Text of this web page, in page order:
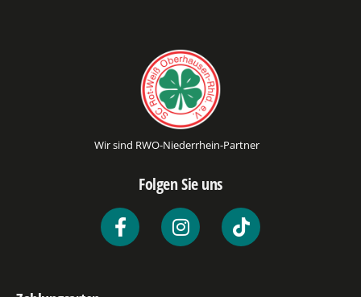
Wir sind RWO-Niederrhein-Partner
Folgen Sie uns